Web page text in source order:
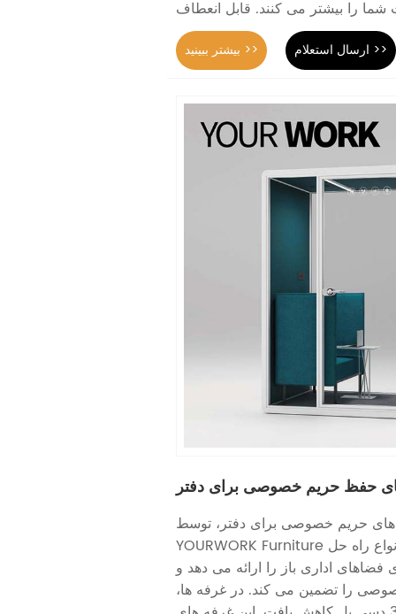
بیشتر ببینید >> ارسال استعلام >>
حفظ حریم خصوصی برای دفتر
های حریم خصوصی برای دفتر، توسط
YOURWORK Furniture طراحی شده است که انواع راه حل
اداری باز را ارائه می دهد و
را تضمین می کند. در غرفه ها،